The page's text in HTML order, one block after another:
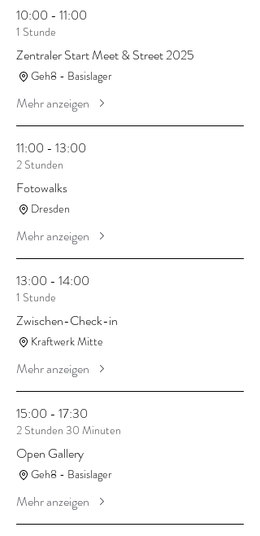
10:00 - 11:00
1 Stunde
Zentraler Start Meet & Street 2025
Geh8 - Basislager
Mehr anzeigen
11:00 - 13:00
2 Stunden
Fotowalks
Dresden
Mehr anzeigen
13:00 - 14:00
1 Stunde
Zwischen-Check-in
Kraftwerk Mitte
Mehr anzeigen
15:00 - 17:30
2 Stunden 30 Minuten
Open Gallery
Geh8 - Basislager
Mehr anzeigen